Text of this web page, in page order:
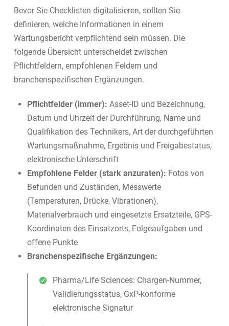
Bevor Sie Checklisten digitalisieren, sollten Sie
definieren, welche Informationen in einem
Wartungsbericht verpflichtend sein müssen. Die
folgende Übersicht unterscheidet zwischen
Pflichtfeldern, empfohlenen Feldern und
branchenspezifischen Ergänzungen.
Pflichtfelder (immer): Asset-ID und Bezeichnung,
Datum und Uhrzeit der Durchführung, Name und
Qualifikation des Technikers, Art der durchgeführten
Wartungsmaßnahme, Ergebnis und Freigabestatus,
elektronische Unterschrift
Empfohlene Felder (stark anzuraten): Fotos von
Befunden und Zuständen, Messwerte
(Temperaturen, Drücke, Vibrationen),
Materialverbrauch und eingesetzte Ersatzteile, GPS-
Koordinaten des Einsatzorts, Folgeaufgaben und
offene Punkte
Branchenspezifische Ergänzungen:
Pharma/Life Sciences: Chargen-Nummer,
Validierungsstatus, GxP-konforme
elektronische Signatur